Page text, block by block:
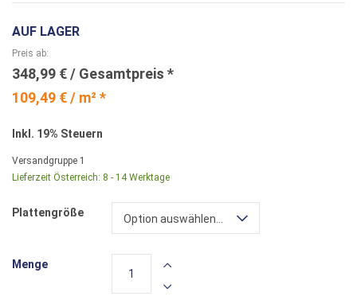
AUF LAGER
109,49 € / m² *
Preis ab
348,99 €
Inkl. 19% Steuern
Versandgruppe 1
Lieferzeit Österreich: 8 - 14 Werktage
Plattengröße Option auswählen...
Menge